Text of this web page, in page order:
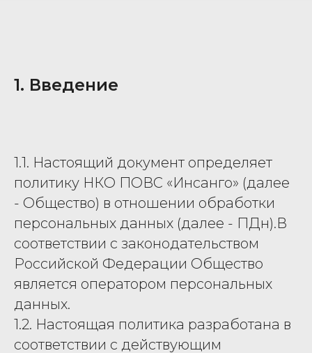
1. Введение
1.1. Настоящий документ определяет
политику НКО ПОВС «Инсанго» (далее
- Общество) в отношении обработки
персональных данных (далее - ПДн).В
соответствии с законодательством
Российской Федерации Общество
является оператором персональных
данных.
1.2. Настоящая политика разработана в
соответствии с действующим